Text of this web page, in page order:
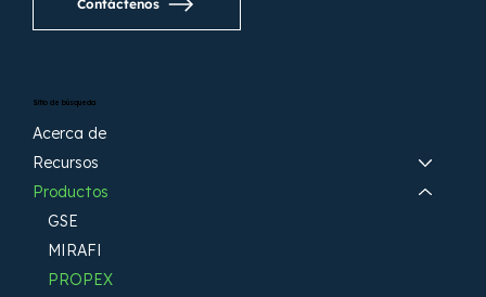
Sitio de búsqueda
Acerca de
Recursos
Productos
GSE
MIRAFI
PROPEX
Contáctenos